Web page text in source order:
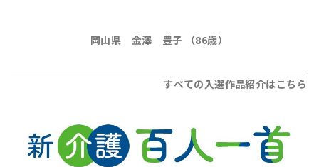
岡山県 金澤 豊子 （86歳）
すべての入選作品紹介はこちら